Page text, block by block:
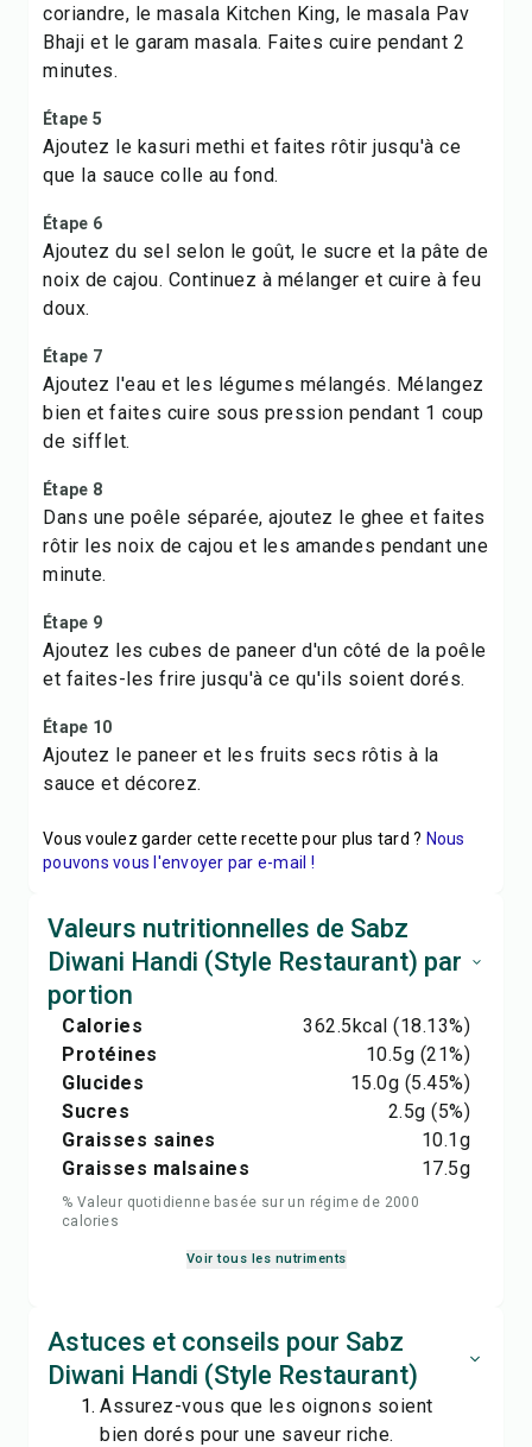
coriandre, le masala Kitchen King, le masala Pav
Bhaji et le garam masala. Faites cuire pendant 2
minutes.
Étape 5
Ajoutez le kasuri methi et faites rôtir jusqu'à ce
que la sauce colle au fond.
Étape 6
Ajoutez du sel selon le goût, le sucre et la pâte de
noix de cajou. Continuez à mélanger et cuire à feu
doux.
Étape 7
Ajoutez l'eau et les légumes mélangés. Mélangez
bien et faites cuire sous pression pendant 1 coup
de sifflet.
Étape 8
Dans une poêle séparée, ajoutez le ghee et faites
rôtir les noix de cajou et les amandes pendant une
minute.
Étape 9
Ajoutez les cubes de paneer d'un côté de la poêle
et faites-les frire jusqu'à ce qu'ils soient dorés.
Étape 10
Ajoutez le paneer et les fruits secs rôtis à la
sauce et décorez.
Vous voulez garder cette recette pour plus tard ? Nous
pouvons vous l'envoyer par e-mail !
Valeurs nutritionnelles de Sabz
Diwani Handi (Style Restaurant) par
portion
Calories 362.5kcal (18.13%)
Protéines
10.5g (21%)
Glucides
15.0g (5.45%)
Sucres
2.5g (5%)
Graisses saines
10.1g
Graisses malsaines
17.5g
% Valeur quotidienne basée sur un régime de 2000
calories
Voir tous les nutriments
Astuces et conseils pour Sabz
Diwani Handi (Style Restaurant)
Assurez-vous que les oignons soient
bien dorés pour une saveur riche.